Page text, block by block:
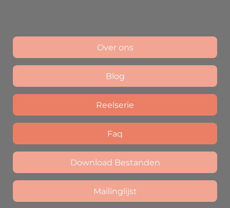
Over ons
Blog
Reelserie
Faq
Download Bestanden
Mailinglijst